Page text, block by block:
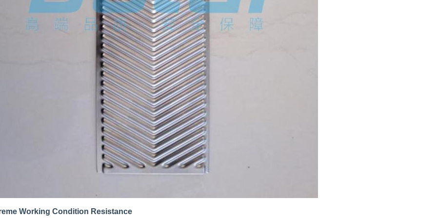
Working Condition Resistance